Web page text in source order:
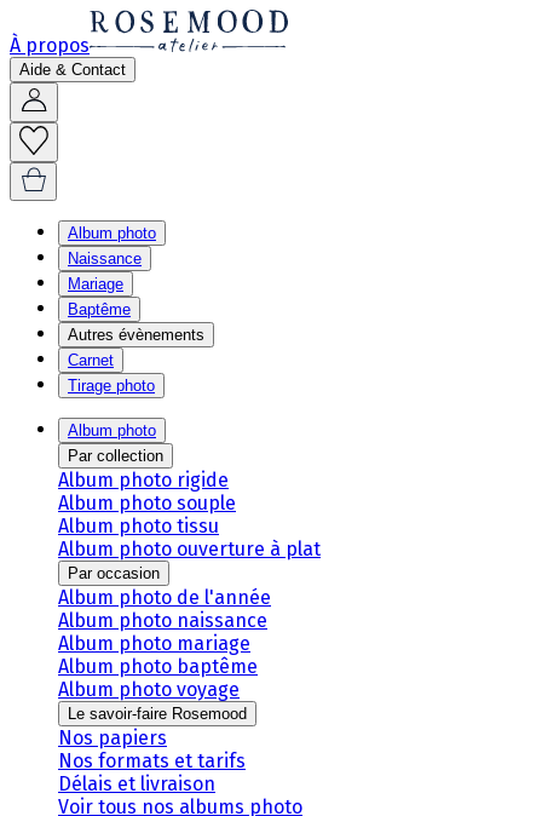
À propos
Aide & Contact
Album photo
Naissance
Mariage
Baptême
Autres évènements
Carnet
Tirage photo
Album photo
Par collection
Album photo rigide
Album photo souple
Album photo tissu
Album photo ouverture à plat
Par occasion
Album photo de l'année
Album photo naissance
Album photo mariage
Album photo baptême
Album photo voyage
Le savoir-faire Rosemood
Nos papiers
Nos formats et tarifs
Délais et livraison
Voir tous nos albums photo